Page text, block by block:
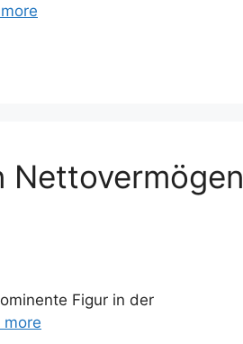
Nettovermögen
Figur in der
more